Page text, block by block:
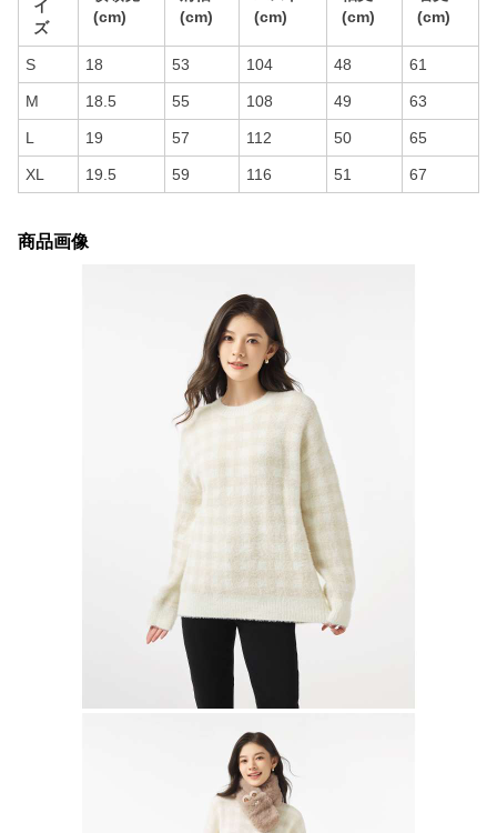
イ
ズ
(cm)
(cm)
(cm)
(cm)
(cm)
S 18 53 104 48 61
M 18.5 55 108 49 63
L 19 57 112 50 65
XL 19.5 59 116 51 67
商品画像